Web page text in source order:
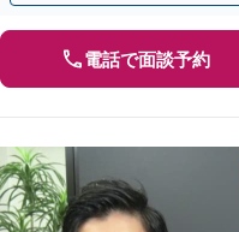
電話で面談予約